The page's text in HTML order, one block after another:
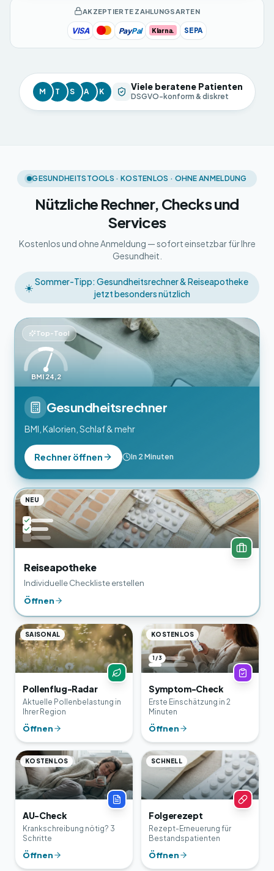
AKZEPTIERTE ZAHLUNGSARTEN
VISA PayPal Klarna. SEPA
M T S A K Viele beratene Patienten
DSGVO-konform & diskret
GESUNDHEITSTOOLS · KOSTENLOS · OHNE ANMELDUNG
Nützliche Rechner, Checks und
Services
Kostenlos und ohne Anmeldung — sofort einsetzbar für Ihre
Gesundheit.
☀️Sommer-Tipp: Gesundheitsrechner & Reiseapotheke
jetzt besonders nützlich
Top-Tool
BMI 24,2
Gesundheitsrechner
BMI, Kalorien, Schlaf & mehr
Rechner öffnen In 2 Minuten
NEU
Reiseapotheke
Individuelle Checkliste erstellen
Öffnen
SAISONAL
Pollenflug-Radar
Aktuelle Pollenbelastung in
Ihrer Region
Öffnen
KOSTENLOS
1 / 3
Symptom-Check
Erste Einschätzung in 2
Minuten
Öffnen
KOSTENLOS
AU-Check
Krankschreibung nötig? 3
Schritte
Öffnen
SCHNELL
Folgerezept
Rezept-Erneuerung für
Bestandspatienten
Öffnen